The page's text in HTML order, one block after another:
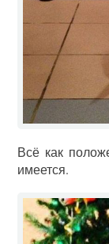
Всё как
имеется.